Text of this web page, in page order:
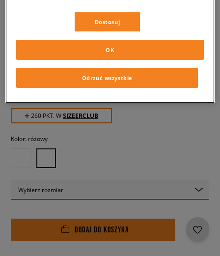
NIKE W LD-1000 SE 2
damskie, sneakersy
259,99 zł
289,99 zł
✛ 260 PKT. WSIZEERCLUB
Kolor: różowy
Wybierz rozmiar
DODAJ DO KOSZYKA
Dostosuj
Odrzuć wszystkie
OK